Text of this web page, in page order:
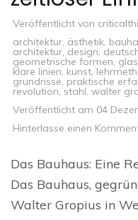
Veröffentlicht von
architektur, ästhetik,
architektur, design,
geometrische formen, glas
klare linien, kunst,
grundrisse, praktische
revolution, stahl, walter
Veröffentlicht am 04
Hinterlasse einen
Das Bauhaus: Eine
Das Bauhaus,
Walter Gropius in